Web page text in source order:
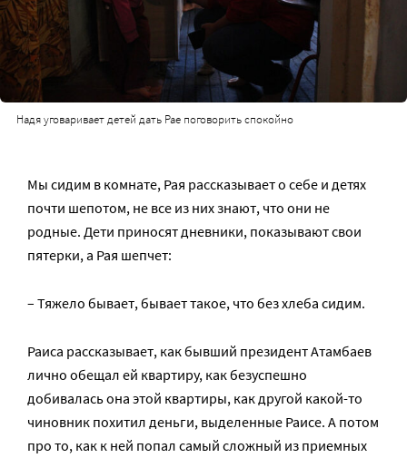
Надя уговаривает детей дать Рае поговорить спокойно
Мы сидим в комнате, Рая рассказывает о себе и детях
почти шепотом, не все из них знают, что они не
родные. Дети приносят дневники, показывают свои
пятерки, а Рая шепчет:
– Тяжело бывает, бывает такое, что без хлеба сидим.
Раиса рассказывает, как бывший президент Атамбаев
лично обещал ей квартиру, как безуспешно
добивалась она этой квартиры, как другой какой-то
чиновник похитил деньги, выделенные Раисе. А потом
про то, как к ней попал самый сложный из приемных